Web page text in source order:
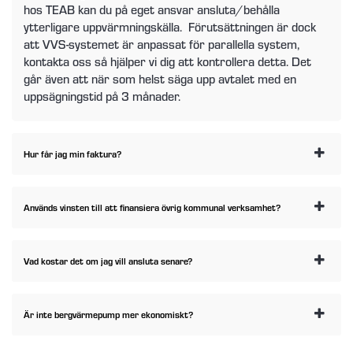
hos TEAB kan du på eget ansvar ansluta/behålla
ytterligare uppvärmningskälla. Förutsättningen är dock
att VVS-systemet är anpassat för parallella system,
kontakta oss så hjälper vi dig att kontrollera detta. Det
går även att när som helst säga upp avtalet med en
uppsägningstid på 3 månader.
Hur får jag min faktura?
Används vinsten till att finansiera övrig kommunal verksamhet?
Vad kostar det om jag vill ansluta senare?
Är inte bergvärmepump mer ekonomiskt?